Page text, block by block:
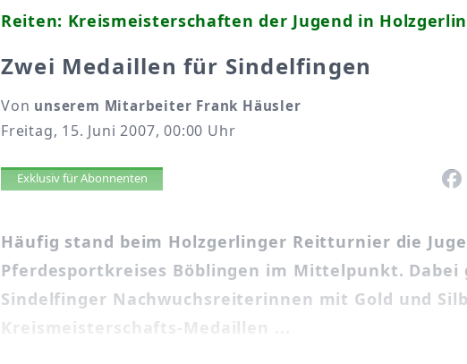
Reiten: Kreismeisterschaften der Jugend in
Zwei Medaillen für Sindelfingen
Von unserem Mitarbeiter Frank Häusler
Freitag, 15. Juni 2007, 00:00 Uhr
Artikel vorlesen
Exklusiv für Abonnenten
Häufig stand beim Holzgerlinger Reitturnier die
Pferdesportkreises Böblingen im Mittelpunkt. Dabei
Sindelfinger Nachwuchsreiterinnen mit Gold und
Kreismeisterschafts-Medaillen ...